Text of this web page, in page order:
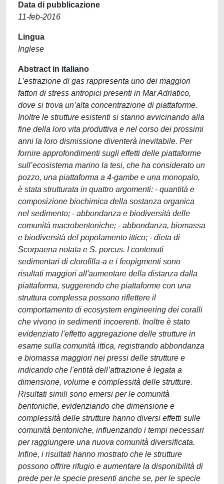
Data di pubblicazione
11-feb-2016
Lingua
Inglese
Abstract in italiano
L’estrazione di gas rappresenta uno dei maggiori
fattori di stress antropici presenti in Mar Adriatico,
dove si trova un’alta concentrazione di piattaforme.
Inoltre le strutture esistenti si stanno avvicinando alla
fine della loro vita produttiva e nel corso dei prossimi
anni la loro dismissione diventerà inevitabile. Per
fornire approfondimenti sugli effetti delle piattaforme
sull’ecosistema marino la tesi, che ha considerato un
pozzo, una piattaforma a 4-gambe e una monopalo,
è stata strutturata in quattro argomenti: - quantità e
composizione biochimica della sostanza organica
nel sedimento; - abbondanza e biodiversità delle
comunità macrobentoniche; - abbondanza, biomassa
e biodiversità del popolamento ittico; - dieta di
Scorpaena notata e S. porcus. I contenuti
sedimentari di clorofilla-a e i feopigmenti sono
risultati maggiori all'aumentare della distanza dalla
piattaforma, suggerendo che piattaforme con una
struttura complessa possono riflettere il
comportamento di ecosystem engineering dei coralli
che vivono in sedimenti incoerenti. Inoltre è stato
evidenziato l'effetto aggregazione delle strutture in
esame sulla comunità ittica, registrando abbondanza
e biomassa maggiori nei pressi delle strutture e
indicando che l'entità dell’attrazione è legata a
dimensione, volume e complessità delle strutture.
Risultati simili sono emersi per le comunità
bentoniche, evidenziando che dimensione e
complessità delle strutture hanno diversi effetti sulle
comunità bentoniche, influenzando i tempi necessari
per raggiungere una nuova comunità diversificata.
Infine, i risultati hanno mostrato che le strutture
possono offrire rifugio e aumentare la disponibilità di
prede per le specie presenti anche se, per le specie